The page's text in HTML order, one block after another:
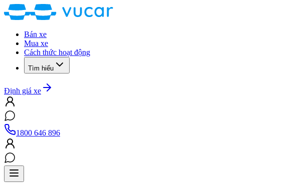
Bán xe
Mua xe
Cách thức hoạt động
Tìm hiểu
Định giá xe
1800 646 896